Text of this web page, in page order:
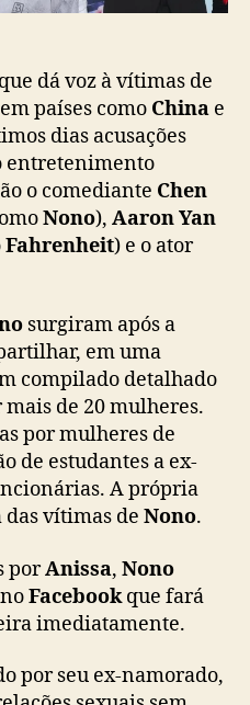
o
a
i
w
n
e
s
e
o
n
o
,
A
a
r
o
n
a
(
e
-
dá voz à vítimas de
países como China e
dias acusações
entretenimento
o comediante Chen
Nono), Aaron Yan
Fahrenheit) e o ator
surgiram após a
em uma
compilado detalhado
mais de 20 mulheres.
por mulheres de
de estudantes a ex-
A própria
vítimas de Nono.
porAnissa, Nono
Facebookque fará
imediatamente.
por seu ex-namorado,